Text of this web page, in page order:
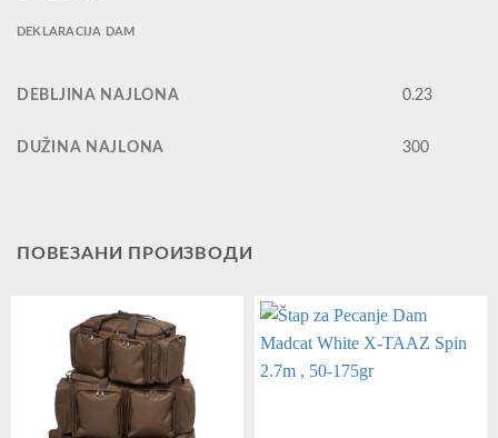
DEKLARACIJA DAM
DEBLJINA NAJLONA 0.23
DUŽINA NAJLONA 300
ПОВЕЗАНИ ПРОИЗВОДИ